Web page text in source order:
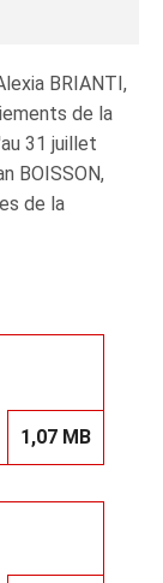
BRIANTI,
de la
31 juillet
BOISSON,
de la
1,07 MB